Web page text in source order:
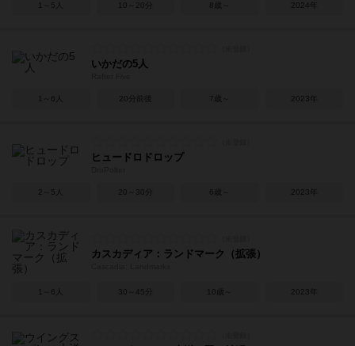
1～5人 10～20分 8歳～ 2024年
いかだの5人
1～6人 20分前後 7歳～ 2023年
ヒュードロドロップ
2～5人 20～30分 6歳～ 2023年
カスカディア：ランドマーク（拡張）
1～6人 30～45分 10歳～ 2023年